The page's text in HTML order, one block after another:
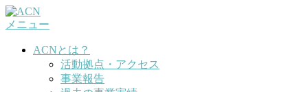
コ
ン
メニュー
ACNとは？
活動拠点・アクセス
事業報告